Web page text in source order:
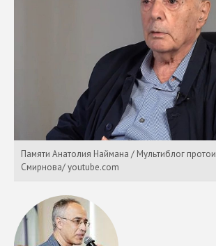
Памяти Анатолия Наймана / Мультиблог
Смирнова/ youtube.com